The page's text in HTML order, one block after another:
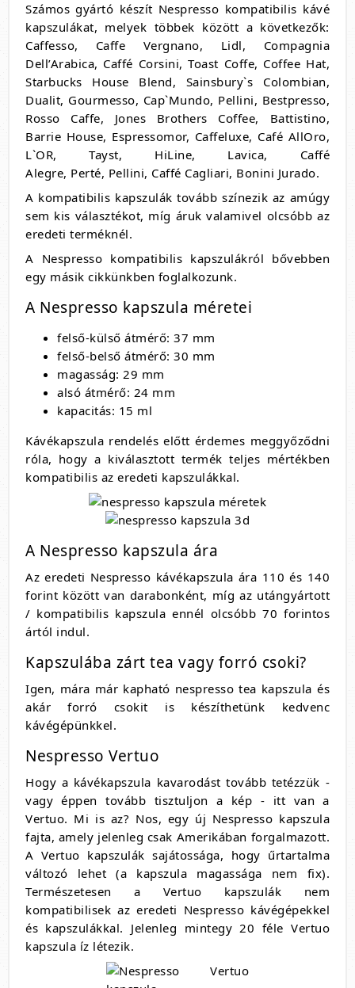
Számos gyártó készít Nespresso kompatibilis kávé
kapszulákat, melyek többek között a következők:
Caffesso, Caffe Vergnano, Lidl, Compagnia
Dell’Arabica, Caffé Corsini, Toast Coffe, Coffee Hat,
Starbucks House Blend, Sainsbury`s Colombian,
Dualit, Gourmesso, Cap`Mundo, Pellini, Bestpresso,
Rosso Caffe, Jones Brothers Coffee, Battistino,
Barrie House, Espressomor, Caffeluxe, Café AllOro,
L`OR, Tayst, HiLine, Lavica, Caffé
Alegre, Perté, Pellini, Caffé Cagliari, Bonini Jurado.
A kompatibilis kapszulák tovább színezik az amúgy
sem kis választékot, míg áruk valamivel olcsóbb az
eredeti terméknél.
A Nespresso kompatibilis kapszulákról bővebben
egy másik cikkünkben foglalkozunk.
A Nespresso kapszula méretei
felső-külső átmérő: 37 mm
felső-belső átmérő: 30 mm
magasság: 29 mm
alsó átmérő: 24 mm
kapacitás: 15 ml
Kávékapszula rendelés előtt érdemes meggyőződni
róla, hogy a kiválasztott termék teljes mértékben
kompatibilis az eredeti kapszulákkal.
A Nespresso kapszula ára
Az eredeti Nespresso kávékapszula ára 110 és 140
forint között van darabonként, míg az utángyártott
/ kompatibilis kapszula ennél olcsóbb 70 forintos
ártól indul.
Kapszulába zárt tea vagy forró csoki?
Igen, mára már kapható nespresso tea kapszula és
akár forró csokit is készíthetünk kedvenc
kávégépünkkel.
Nespresso Vertuo
Hogy a kávékapszula kavarodást tovább tetézzük -
vagy éppen tovább tisztuljon a kép - itt van a
Vertuo. Mi is az? Nos, egy új Nespresso kapszula
fajta, amely jelenleg csak Amerikában forgalmazott.
A Vertuo kapszulák sajátossága, hogy űrtartalma
változó lehet (a kapszula magassága nem fix).
Természetesen a Vertuo kapszulák nem
kompatibilisek az eredeti Nespresso kávégépekkel
és kapszulákkal. Jelenleg mintegy 20 féle Vertuo
kapszula íz létezik.